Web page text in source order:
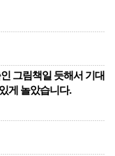
그림책일 듯해서 기대
게 놀았습니다.